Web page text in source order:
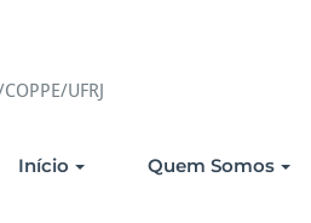
UFRJ
Início Quem Somos